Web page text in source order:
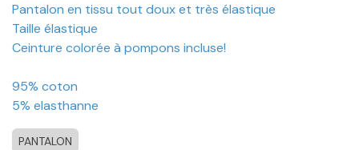
Pantalon en tissu tout doux et très élastique
Taille élastique
Ceinture colorée à pompons incluse!
95% coton
5% elasthanne
PANTALON